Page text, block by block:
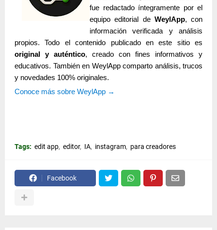
fue redactado íntegramente por el
equipo editorial de WeylApp, con
información verificada y análisis
propios. Todo el contenido publicado en este sitio es
original y auténtico, creado con fines informativos y
educativos. Tambiénen WeylApp comparto análisis, trucos
y novedades 100% originales.
Conoce más sobre WeylApp →
Tags: edit app editor IA instagram para creadores
Facebook